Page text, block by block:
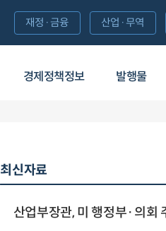
경제정책정보 발행물
재정·금융 산업·무역
최신자료
산업부장관, 미 행정부·의회